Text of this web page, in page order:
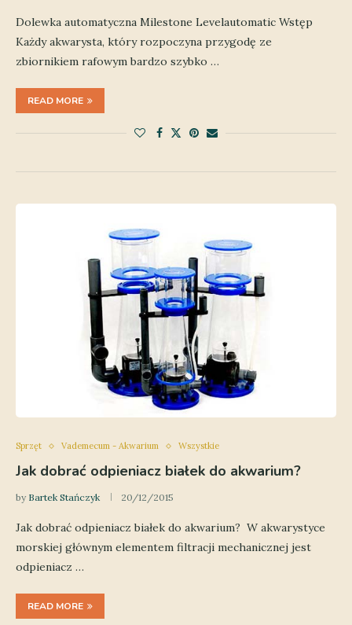
Dolewka automatyczna Milestone Levelautomatic Wstęp
Każdy akwarysta, który rozpoczyna przygodę ze
zbiornikiem rafowym bardzo szybko …
READ MORE
Sprzęt Vademecum - Akwarium Wszystkie
Jak dobrać odpieniacz białek do akwarium?
by Bartek Stańczyk 20/12/2015
Jak dobrać odpieniacz białek do akwarium? W akwarystyce
morskiej głównym elementem filtracji mechanicznej jest
odpieniacz …
READ MORE